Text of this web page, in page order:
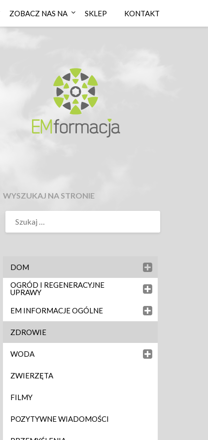
ZOBACZ NAS NA SKLEP KONTAKT
WYSZUKAJ NA STRONIE
DOM
OGRÓD I REGENERACYJNE
UPRAWY
EM INFORMACJE OGÓLNE
ZDROWIE
WODA
ZWIERZĘTA
FILMY
POZYTYWNE WIADOMOŚCI